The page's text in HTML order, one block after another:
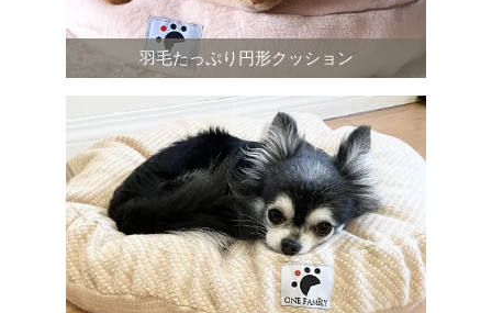
羽毛たっぷり円形クッション